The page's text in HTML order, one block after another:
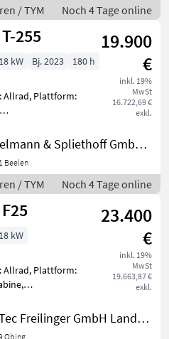
/ TYM Noch 4 Tage online
255
19.900
€
inkl. 19%
MwSt
16.722,69 €
exkl.
kW Bj. 2023 180 h
Allrad, Plattform:
Tier 5,
hinten:
Rampelmann & Spliethoff GmbH & Co.KG
Beelen
/ TYM Noch 4 Tage online
23.400
€
inkl. 19%
MwSt
19.663,87 €
exkl.
kW
Allrad, Plattform:
in
km/h, Frontlader
EFKA-Tec Freilinger GmbH Landmaschinen
Obing